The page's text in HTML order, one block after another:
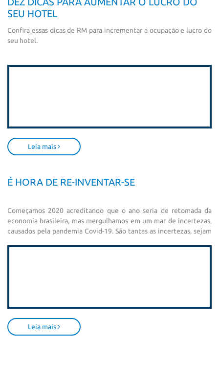
SEU HOTEL
Confira essas dicas de RM para incrementar a ocupação e lucro do
seu hotel.
Leia mais
É HORA DE RE-INVENTAR-SE
Começamos 2020 acreditando que o ano seria de retomada da
economia brasileira, mas mergulhamos em um mar de incertezas,
causados pela pandemia Covid-19. São tantas as incertezas, sejam
Leia mais